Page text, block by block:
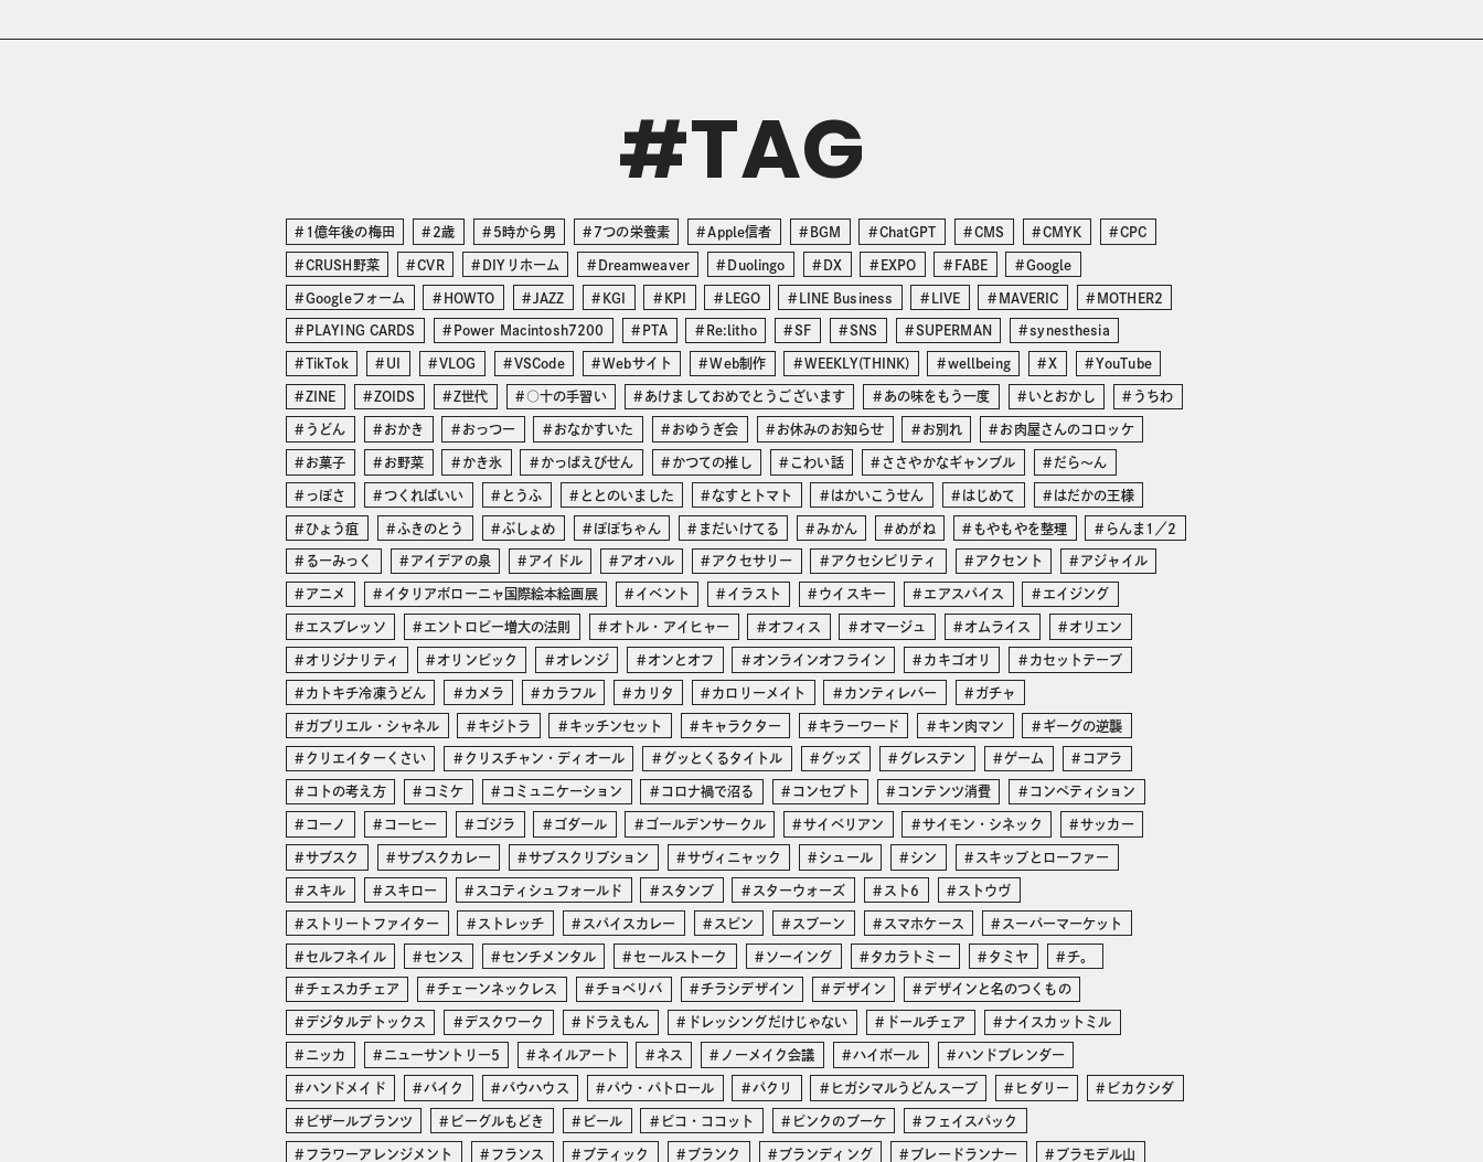
#TAG
1億年後の梅田 2歳 5時から男 7つの栄養素 Apple信者 BGM ChatGPT CMS CMYK CPC
CRUSH野菜 CVR DIYリホーム Dreamweaver Duolingo DX EXPO FABE Google
Googleフォーム HOWTO JAZZ KGI KPI LEGO LINE Business LIVE MAVERIC MOTHER2
PLAYING CARDS Power Macintosh7200 PTA Re:litho SF SNS SUPERMAN synesthesia
TikTok UI VLOG VSCode Webサイト Web制作 WEEKLY(THINK) wellbeing X YouTube
ZINE ZOIDS Z世代 ○十の手習い あけましておめでとうございます あの味をもう一度 いとおかし うちわ
うどん おかき おっつー おなかすいた おゆうぎ会 お休みのお知らせ お別れ お肉屋さんのコロッケ
お菓子 お野菜 かき氷 かっぱえびせん かつての推し こわい話 ささやかなギャンブル だら〜ん
っぽさ つくればいい とうふ ととのいました なすとトマト はかいこうせん はじめて はだかの王様
ひょう疽 ふきのとう ぶしょめ ぽぽちゃん まだいけてる みかん めがね もやもやを整理 らんま1／2
るーみっく アイデアの泉 アイドル アオハル アクセサリー アクセシビリティ アクセント アジャイル
アニメ イタリアボローニャ国際絵本絵画展 イベント イラスト ウイスキー エアスパイス エイジング
エスプレッソ エントロピー増大の法則 オトル・アイヒャー オフィス オマージュ オムライス オリエン
オリジナリティ オリンピック オレンジ オンとオフ オンラインオフライン カキゴオリ カセットテープ
カトキチ冷凍うどん カメラ カラフル カリタ カロリーメイト カンティレバー ガチャ
ガブリエル・シャネル キジトラ キッチンセット キャラクター キラーワード キン肉マン ギーグの逆襲
クリエイターくさい クリスチャン・ディオール グッとくるタイトル グッズ グレステン ゲーム コアラ
コトの考え方 コミケ コミュニケーション コロナ禍で沼る コンセプト コンテンツ消費 コンペティション
コーノ コーヒー ゴジラ ゴダール ゴールデンサークル サイベリアン サイモン・シネック サッカー
サブスク サブスクカレー サブスクリプション サヴィニャック シュール シン スキップとローファー
スキル スキロー スコティシュフォールド スタンプ スターウォーズ スト6 ストウヴ
ストリートファイター ストレッチ スパイスカレー スピン スプーン スマホケース スーパーマーケット
セルフネイル センス センチメンタル セールストーク ソーイング タカラトミー タミヤ チ。
チェスカチェア チェーンネックレス チョベリバ チラシデザイン デザイン デザインと名のつくもの
デジタルデトックス デスクワーク ドラえもん ドレッシングだけじゃない ドールチェア ナイスカットミル
ニッカ ニューサントリー5 ネイルアート ネス ノーメイク会議 ハイボール ハンドブレンダー
ハンドメイド バイク バウハウス パウ・パトロール パクリ ヒガシマルうどんスープ ヒダリー ビカクシダ
ビザールプランツ ビーグルもどき ビール ピコ・ココット ピンクのブーケ フェイスパック
フラワーアレンジメント フランス ブティック ブランク ブランディング ブレードランナー プラモデル山